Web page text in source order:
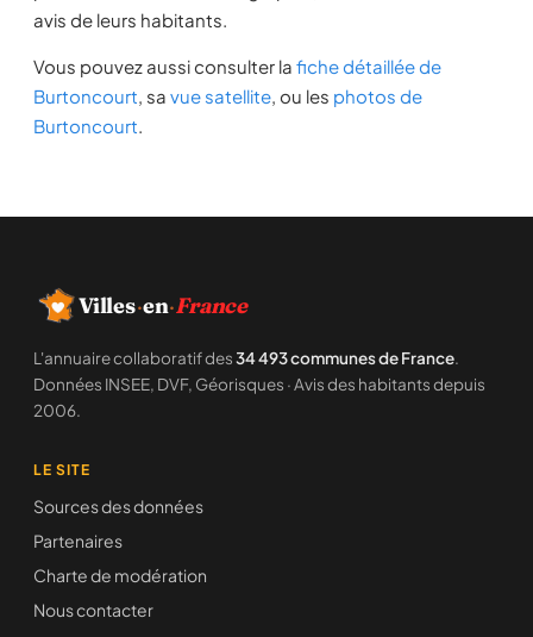
avis de leurs habitants.
Vous pouvez aussi consulter la fiche détaillée de
Burtoncourt, sa vue satellite, ou les photos de
Burtoncourt.
Villes·en·France
L'annuaire collaboratif des34 493 communes de France.
Données INSEE, DVF, Géorisques · Avis des habitants depuis
2006.
LE SITE
Sources des données
Partenaires
Charte de modération
Nous contacter